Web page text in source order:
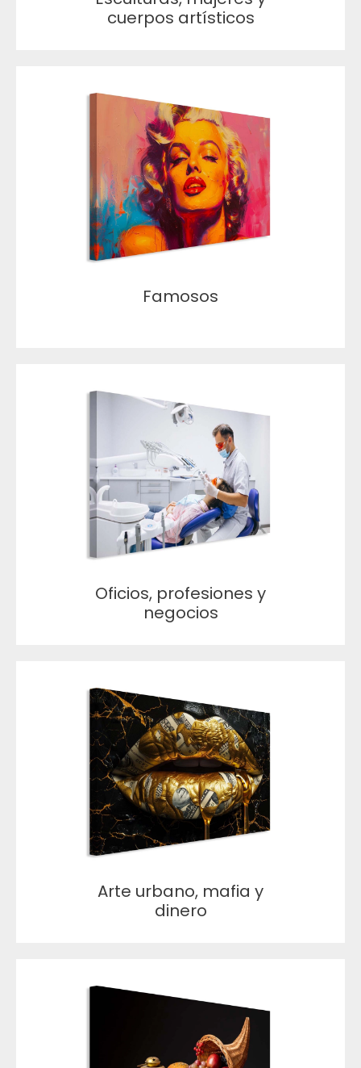
cuerpos artísticos
Famosos
Oficios, profesiones y
negocios
Arte urbano, mafia y
dinero